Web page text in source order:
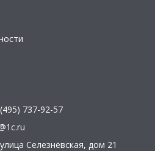
737-92-57
улица Селезнёвская, дом 21